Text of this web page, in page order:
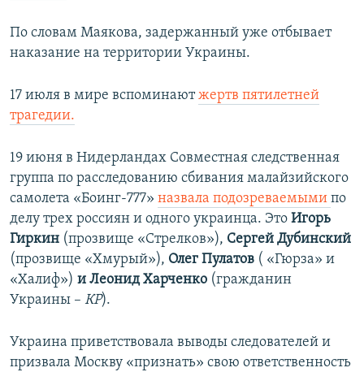
По словам Маякова, задержанный уже отбывает
наказание на территории Украины.
17 июля в мире вспоминаютжертв пятилетней
трагедии.
19 июня в Нидерландах Совместная следственная
группа по расследованию сбивания малайзийского
самолета «Боинг-777» назвала подозреваемыми по
делу трех россиян и одного украинца. Это Игорь
Гиркин (прозвище «Стрелков»), Сергей Дубинский
(прозвище «Хмурый»), Олег Пулатов ( «Гюрза» и
«Халиф») и Леонид Харченко (гражданин
Украины – КР).
Украина приветствовала выводы следователей и
призвала Москву «признать» свою ответственность